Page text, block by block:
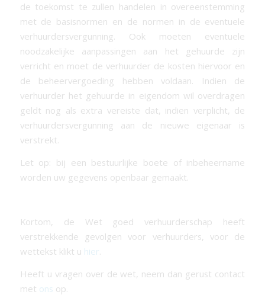
de toekomst te zullen handelen in overeenstemming
met de basisnormen en de normen in de eventuele
verhuurdersvergunning. Ook moeten eventuele
noodzakelijke aanpassingen aan het gehuurde zijn
verricht en moet de verhuurder de kosten hiervoor en
de beheervergoeding hebben voldaan. Indien de
verhuurder het gehuurde in eigendom wil overdragen
geldt nog als extra vereiste dat, indien verplicht, de
verhuurdersvergunning aan de nieuwe eigenaar is
verstrekt.
Let op: bij een bestuurlijke boete of inbeheername
worden uw gegevens openbaar gemaakt.
Kortom, de Wet goed verhuurderschap heeft
verstrekkende gevolgen voor verhuurders, voor de
wettekst klikt u hier.
Heeft u vragen over de wet, neem dan gerust contact
met ons op.